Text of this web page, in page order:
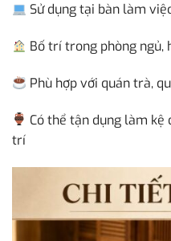
Sử dụng tại bàn làm
Bố trí trong phòng ngủ,
Phù hợp với quán trà,
Có thể tận dụng làm
trí